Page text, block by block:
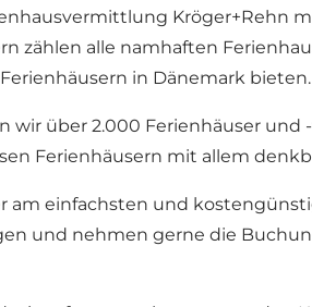
Kröger+Rehn
zählen alle namhaften
in Dänemark bieten.
wir über 2.000 Ferienhäuser und
Ferienhäusern mit allem
am einfachsten und
und nehmen gerne die